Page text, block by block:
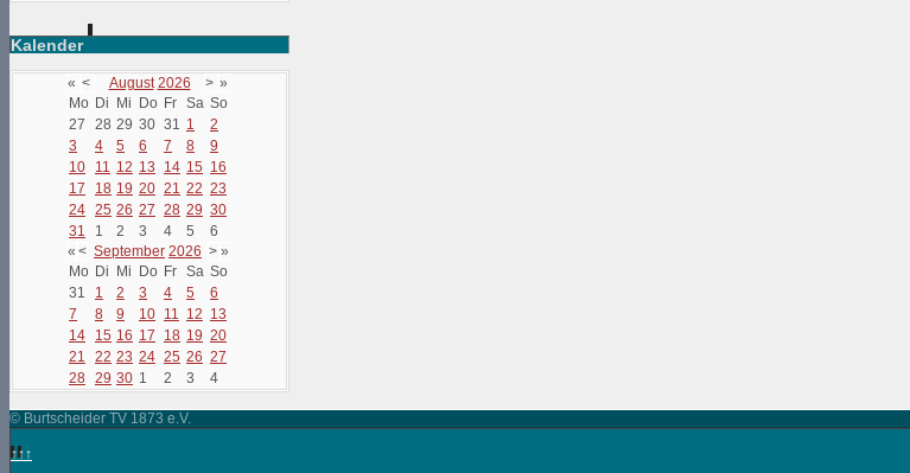
Kalender
« < August 2026 > »
Mo Di Mi Do Fr Sa So
27
28 29 30 31 1
2
3
4 5 6 7 8
9
10
11 12 13 14 15 16
17
18 19 20 21 22 23
24 25 26 27 28 29 30
31
1 2 3 4 5
6
« < September 2026 > »
Mo Di Mi Do Fr Sa So
31
1 2 3 4 5
6
7
8 9 10 11 12 13
14
15 16 17 18 19 20
21
22 23 24 25 26 27
28 29 30 1 2 3 4
© Burtscheider TV 1873 e.V.
↑↑↑